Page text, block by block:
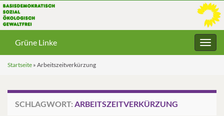
Grüne Linke
Startseite » Arbeitszeitverkürzung
SCHLAGWORT: ARBEITSZEITVERKÜRZUNG